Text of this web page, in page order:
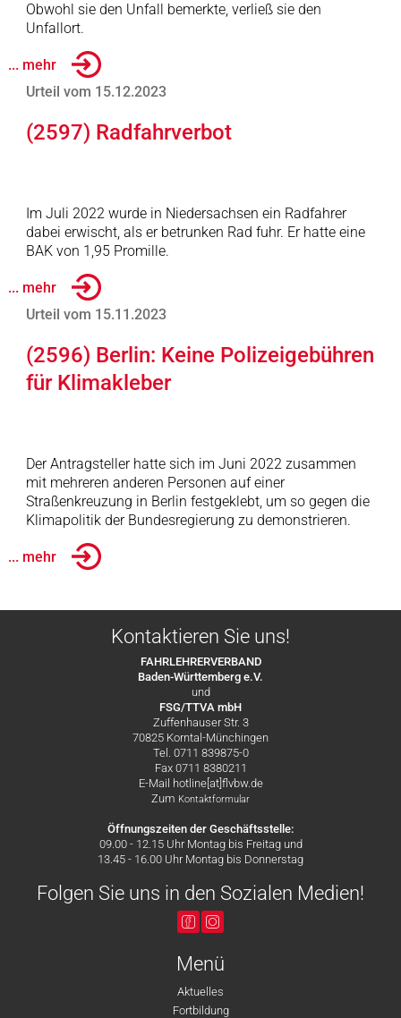
Obwohl sie den Unfall bemerkte, verließ sie den
Unfallort.
... mehr
Urteil vom 15.12.2023
(2597) Radfahrverbot
Im Juli 2022 wurde in Niedersachsen ein Radfahrer
dabei erwischt, als er betrunken Rad fuhr. Er hatte eine
BAK von 1,95 Promille.
... mehr
Urteil vom 15.11.2023
(2596) Berlin: Keine Polizeigebühren
für Klimakleber
Der Antragsteller hatte sich im Juni 2022 zusammen
mit mehreren anderen Personen auf einer
Straßenkreuzung in Berlin festgeklebt, um so gegen die
Klimapolitik der Bundesregierung zu demonstrieren.
... mehr
Kontaktieren Sie uns!
FAHRLEHRERVERBAND
Baden-Württemberg e.V.
und
FSG/TTVA mbH
Zuffenhauser Str. 3
70825 Korntal-Münchingen
Tel. 0711 839875-0
Fax 0711 8380211
E-Mail hotline[at]flvbw.de
Zum Kontaktformular
Öffnungszeiten der Geschäftsstelle:
09.00 - 12.15 Uhr Montag bis Freitag und
13.45 - 16.00 Uhr Montag bis Donnerstag
Folgen Sie uns in den Sozialen Medien!
Menü
Aktuelles
Fortbildung